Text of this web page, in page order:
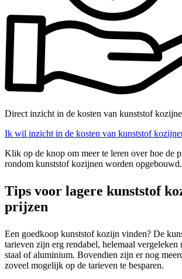
Direct inzicht in de kosten van kunststof
Ik wil inzicht in de kosten van kunststof
Klik op de knop om meer te leren over hoe de
rondom kunststof kozijnen worden opgebouwd.
Tips voor lagere kunststof
prijzen
Een goedkoop kunststof kozijn vinden? De
tarieven zijn erg rendabel, helemaal vergeleken
staal of aluminium. Bovendien zijn er nog
zoveel mogelijk op de tarieven te besparen.